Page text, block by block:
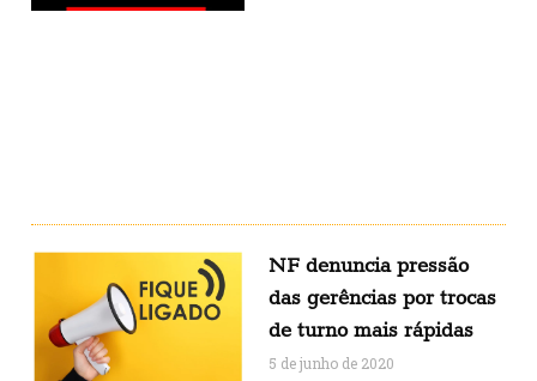
NF denuncia pressão
das gerências por trocas
de turno mais rápidas
5 de junho de 2020